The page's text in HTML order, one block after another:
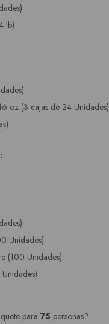
lb)
oz (3 cajas de 24 Unidades)
Unidades)
(100 Unidades)
para 75 personas?